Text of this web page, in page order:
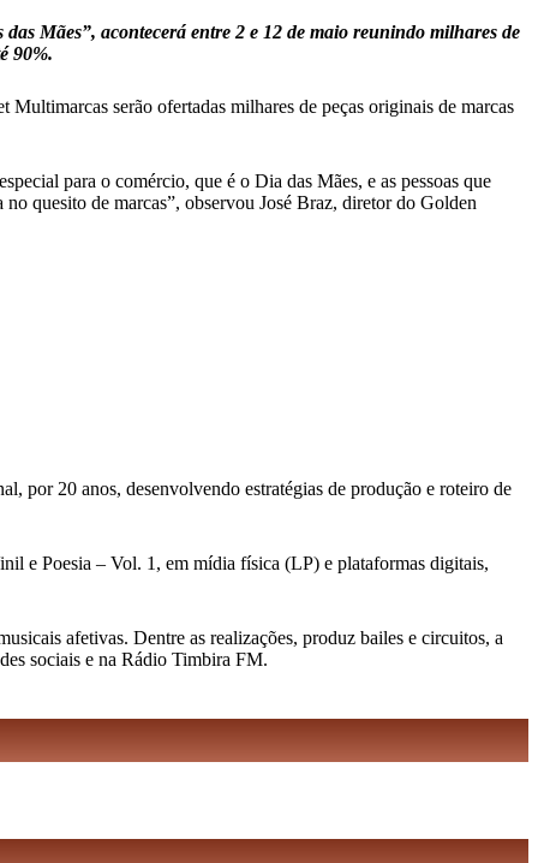
Mães”, acontecerá entre 2 e 12 de maio reunindo milhares de
90%.
serão ofertadas milhares de peças originais de marcas
para o comércio, que é o Dia das Mães, e as pessoas que
quesito de marcas”, observou José Braz, diretor do Golden
por 20 anos, desenvolvendo estratégias de produção e roteiro de
e Poesia – Vol. 1, em mídia física (LP) e plataformas digitais,
afetivas. Dentre as realizações, produz bailes e circuitos, a
sociais e na Rádio Timbira FM.